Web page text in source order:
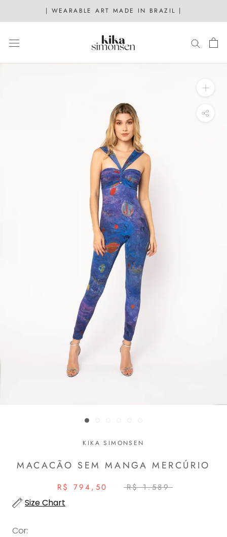
to
| WEARABLE ART MADE IN BRAZIL |
KIKA SIMONSEN
MACACÃO SEM MANGA MERCÚRIO
R$ 794,50 R$ 1.589
Size Chart
Cor: